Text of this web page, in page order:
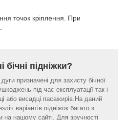
точок кріплення. При
бічні підніжки?
дуги призначені для захисту бічної
під час експлуатації так і
або висадці пасажирів.На даний
варіантів підніжок багато з
на нашому сайті. Для зручності